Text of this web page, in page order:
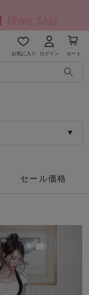
お気に入り ログイン カート
セール価格